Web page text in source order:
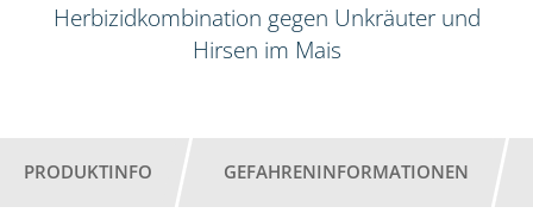
Herbizidkombination gegen Unkräuter und
Hirsen im Mais
PRODUKTINFO GEFAHRENINFORMATIONEN